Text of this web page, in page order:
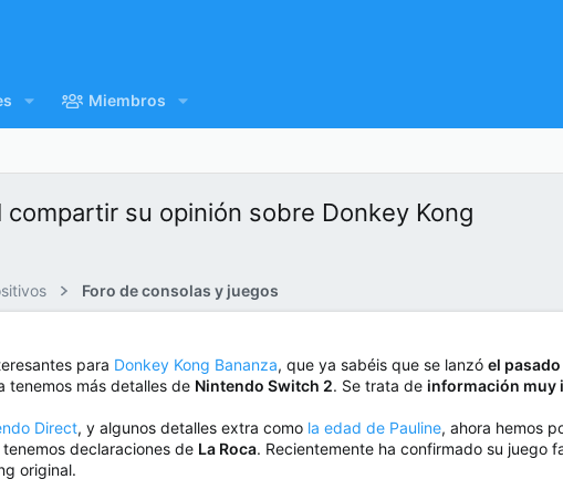
Miembros
compartir su opinión sobre Donkey Kong
Foro de consolas y juegos
para Donkey Kong Bananza, que ya sabéis que se lanzó el
tenemos más detalles de Nintendo Switch 2. Se trata de información muy
Direct, y algunos detalles extra como la edad de Pauline, ahora hemos
declaraciones de La Roca. Recientemente ha confirmado su juego
original.